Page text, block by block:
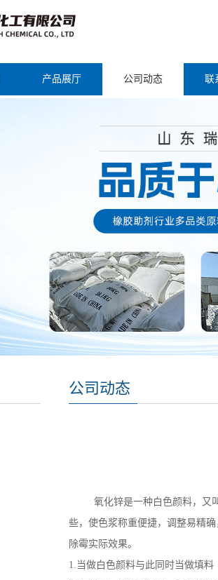
产品展厅 公司动态 联
公司动态
氧化锌是一种白色颜料，又叫
些，使色浆称重便捷，调整易精
除霉实际效果。
1.当做白色颜料与此同时当做填料